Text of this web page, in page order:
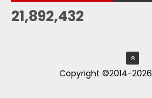
21,892,432
Copyright ©2014-